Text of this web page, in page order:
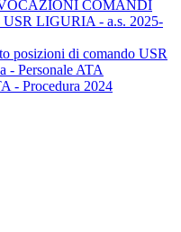
COMANDI
USR LIGURIA - a.s. 2025-
posizioni di comando USR
- Personale ATA
- Procedura 2024